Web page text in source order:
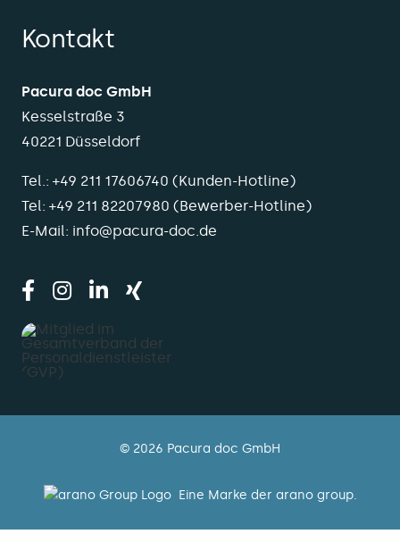
Kontakt
Pacura doc GmbH
Kesselstraße 3
40221 Düsseldorf
Tel.: +49 211 17606740 (Kunden-Hotline)
Tel: +49 211 82207980 (Bewerber-Hotline)
E-Mail: info@pacura-doc.de
© 2026 Pacura doc GmbH
Eine Marke der arano group.